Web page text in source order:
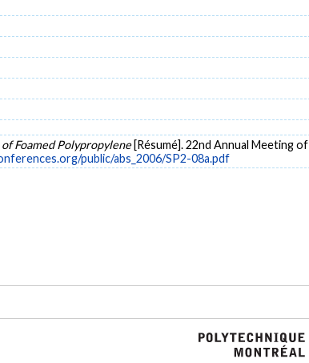
Foamed Polypropylene [Résumé]. 22nd Annual Meeting of
public/abs_2006/SP2-08a.pdf